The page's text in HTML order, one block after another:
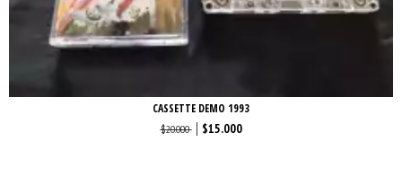
CASSETTE DEMO 1993
$20.000 $15.000